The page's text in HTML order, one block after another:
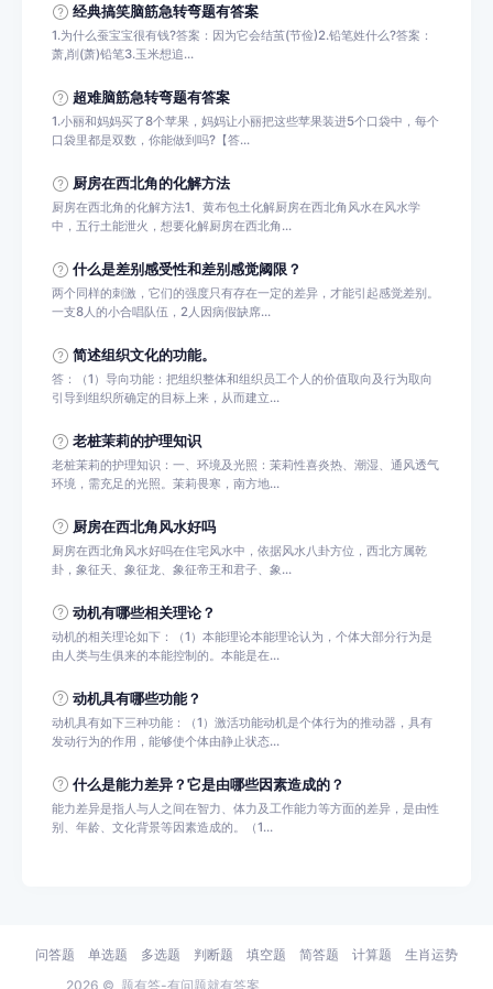
经典搞笑脑筋急转弯题有答案
1.为什么蚕宝宝很有钱?答案：因为它会结茧(节俭)2.铅笔姓什么?答案：
萧,削(萧)铅笔3.玉米想追...
超难脑筋急转弯题有答案
1.小丽和妈妈买了8个苹果，妈妈让小丽把这些苹果装进5个口袋中，每个
口袋里都是双数，你能做到吗?【答...
厨房在西北角的化解方法
厨房在西北角的化解方法1、黄布包土化解厨房在西北角风水在风水学
中，五行土能泄火，想要化解厨房在西北角...
什么是差别感受性和差别感觉阈限？
两个同样的刺激，它们的强度只有存在一定的差异，才能引起感觉差别。
一支8人的小合唱队伍，2人因病假缺席...
简述组织文化的功能。
答：（1）导向功能：把组织整体和组织员工个人的价值取向及行为取向
引导到组织所确定的目标上来，从而建立...
老桩茉莉的护理知识
老桩茉莉的护理知识：一、环境及光照：茉莉性喜炎热、潮湿、通风透气
环境，需充足的光照。茉莉畏寒，南方地...
厨房在西北角风水好吗
厨房在西北角风水好吗在住宅风水中，依据风水八卦方位，西北方属乾
卦，象征天、象征龙、象征帝王和君子、象...
动机有哪些相关理论？
动机的相关理论如下：（1）本能理论本能理论认为，个体大部分行为是
由人类与生俱来的本能控制的。本能是在...
动机具有哪些功能？
动机具有如下三种功能：（1）激活功能动机是个体行为的推动器，具有
发动行为的作用，能够使个体由静止状态...
什么是能力差异？它是由哪些因素造成的？
能力差异是指人与人之间在智力、体力及工作能力等方面的差异，是由性
别、年龄、文化背景等因素造成的。（1...
2026 © 题有答-有问题就有答案
问答题 单选题 多选题 判断题 填空题 简答题 计算题 生肖运势